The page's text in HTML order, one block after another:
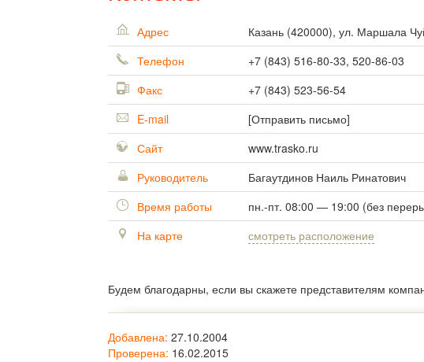
Адрес Казань (420000), ул. Маршала
Телефон
+7 (843) 516-80-33, 520-86-03
Факс
+7 (843) 523-56-54
E-mail
[Отправить письмо]
Сайт
www.trasko.ru
Руководитель
Багаутдинов Наиль Ринатович
Время работы
пн.-пт. 08:00 — 19:00 (без
На карте
смотреть расположение
Будем благодарны, если вы скажете представителям
Добавлена: 27.10.2004
Проверена: 16.02.2015